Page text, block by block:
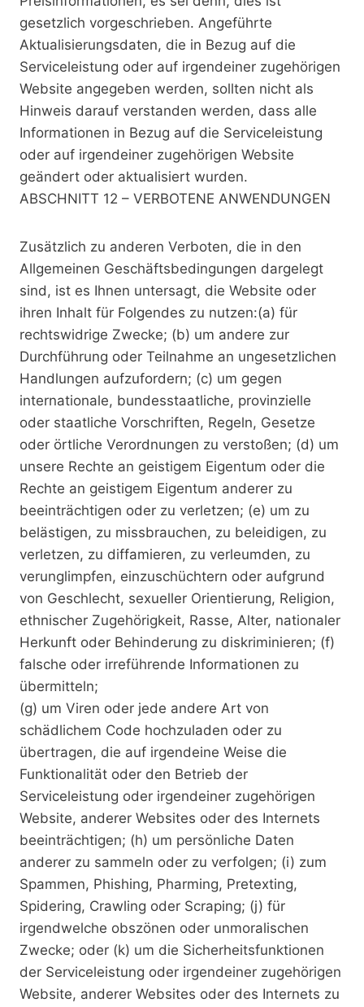
gesetzlich vorgeschrieben. Angeführte
Aktualisierungsdaten, die in Bezug auf die
Serviceleistung oder auf irgendeiner zugehörigen
Website angegeben werden, sollten nicht als
Hinweis darauf verstanden werden, dass alle
Informationen in Bezug auf die Serviceleistung
oder auf irgendeiner zugehörigen Website
geändert oder aktualisiert wurden.
ABSCHNITT 12 – VERBOTENE ANWENDUNGEN
Zusätzlich zu anderen Verboten, die in den
Allgemeinen Geschäftsbedingungen dargelegt
sind, ist es Ihnen untersagt, die Website oder
ihren Inhalt für Folgendes zu nutzen:(a) für
rechtswidrige Zwecke; (b) um andere zur
Durchführung oder Teilnahme an ungesetzlichen
Handlungen aufzufordern; (c) um gegen
internationale, bundesstaatliche, provinzielle
oder staatliche Vorschriften, Regeln, Gesetze
oder örtliche Verordnungen zu verstoßen; (d) um
unsere Rechte an geistigem Eigentum oder die
Rechte an geistigem Eigentum anderer zu
beeinträchtigen oder zu verletzen; (e) um zu
belästigen, zu missbrauchen, zu beleidigen, zu
verletzen, zu diffamieren, zu verleumden, zu
verunglimpfen, einzuschüchtern oder aufgrund
von Geschlecht, sexueller Orientierung, Religion,
ethnischer Zugehörigkeit, Rasse, Alter, nationaler
Herkunft oder Behinderung zu diskriminieren; (f)
falsche oder irreführende Informationen zu
übermitteln;
(g) um Viren oder jede andere Art von
schädlichem Code hochzuladen oder zu
übertragen, die auf irgendeine Weise die
Funktionalität oder den Betrieb der
Serviceleistung oder irgendeiner zugehörigen
Website, anderer Websites oder des Internets
beeinträchtigen; (h) um persönliche Daten
anderer zu sammeln oder zu verfolgen; (i) zum
Spammen, Phishing, Pharming, Pretexting,
Spidering, Crawling oder Scraping; (j) für
irgendwelche obszönen oder unmoralischen
Zwecke; oder (k) um die Sicherheitsfunktionen
der Serviceleistung oder irgendeiner zugehörigen
Website, anderer Websites oder des Internets zu